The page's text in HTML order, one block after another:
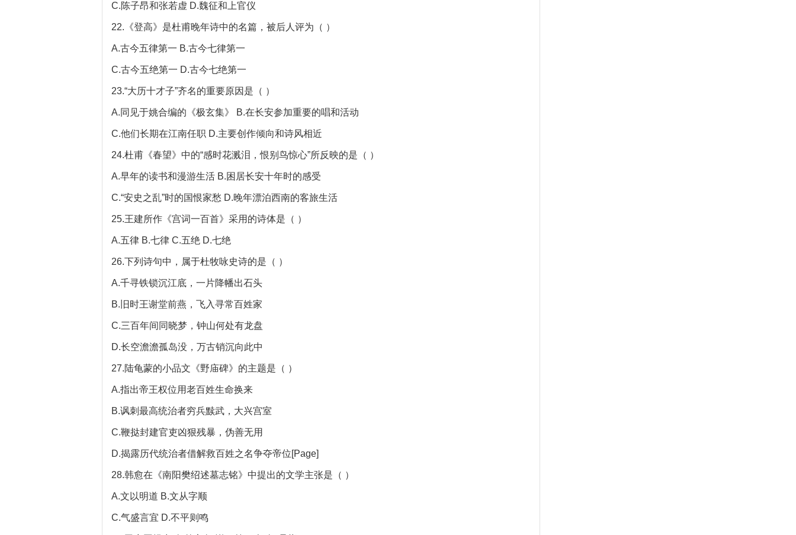
C.陈子昂和张若虚 D.魏征和上官仪
22.《登高》是杜甫晚年诗中的名篇，被后人评为（ ）
A.古今五律第一 B.古今七律第一
C.古今五绝第一 D.古今七绝第一
23.“大历十才子”齐名的重要原因是（ ）
A.同见于姚合编的《极玄集》 B.在长安参加重要的唱和活动
C.他们长期在江南任职 D.主要创作倾向和诗风相近
24.杜甫《春望》中的“感时花溅泪，恨别鸟惊心”所反映的是（ ）
A.早年的读书和漫游生活 B.困居长安十年时的感受
C.“安史之乱”时的国恨家愁 D.晚年漂泊西南的客旅生活
25.王建所作《宫词一百首》采用的诗体是（ ）
A.五律 B.七律 C.五绝 D.七绝
26.下列诗句中，属于杜牧咏史诗的是（ ）
A.千寻铁锁沉江底，一片降幡出石头
B.旧时王谢堂前燕，飞入寻常百姓家
C.三百年间同晓梦，钟山何处有龙盘
D.长空澹澹孤岛没，万古销沉向此中
27.陆龟蒙的小品文《野庙碑》的主题是（ ）
A.指出帝王权位用老百姓生命换来
B.讽刺最高统治者穷兵黩武，大兴宫室
C.鞭挞封建官吏凶狠残暴，伪善无用
D.揭露历代统治者借解救百姓之名争夺帝位[Page]
28.韩愈在《南阳樊绍述墓志铭》中提出的文学主张是（ ）
A.文以明道 B.文从字顺
C.气盛言宜 D.不平则鸣